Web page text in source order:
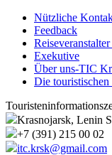
Nützliche
Feedback
Exekutive
Über uns-TIC
Die
Krasnojarsk, Lenin
+7 (391) 215 00 02
itc.krsk@gmail.com